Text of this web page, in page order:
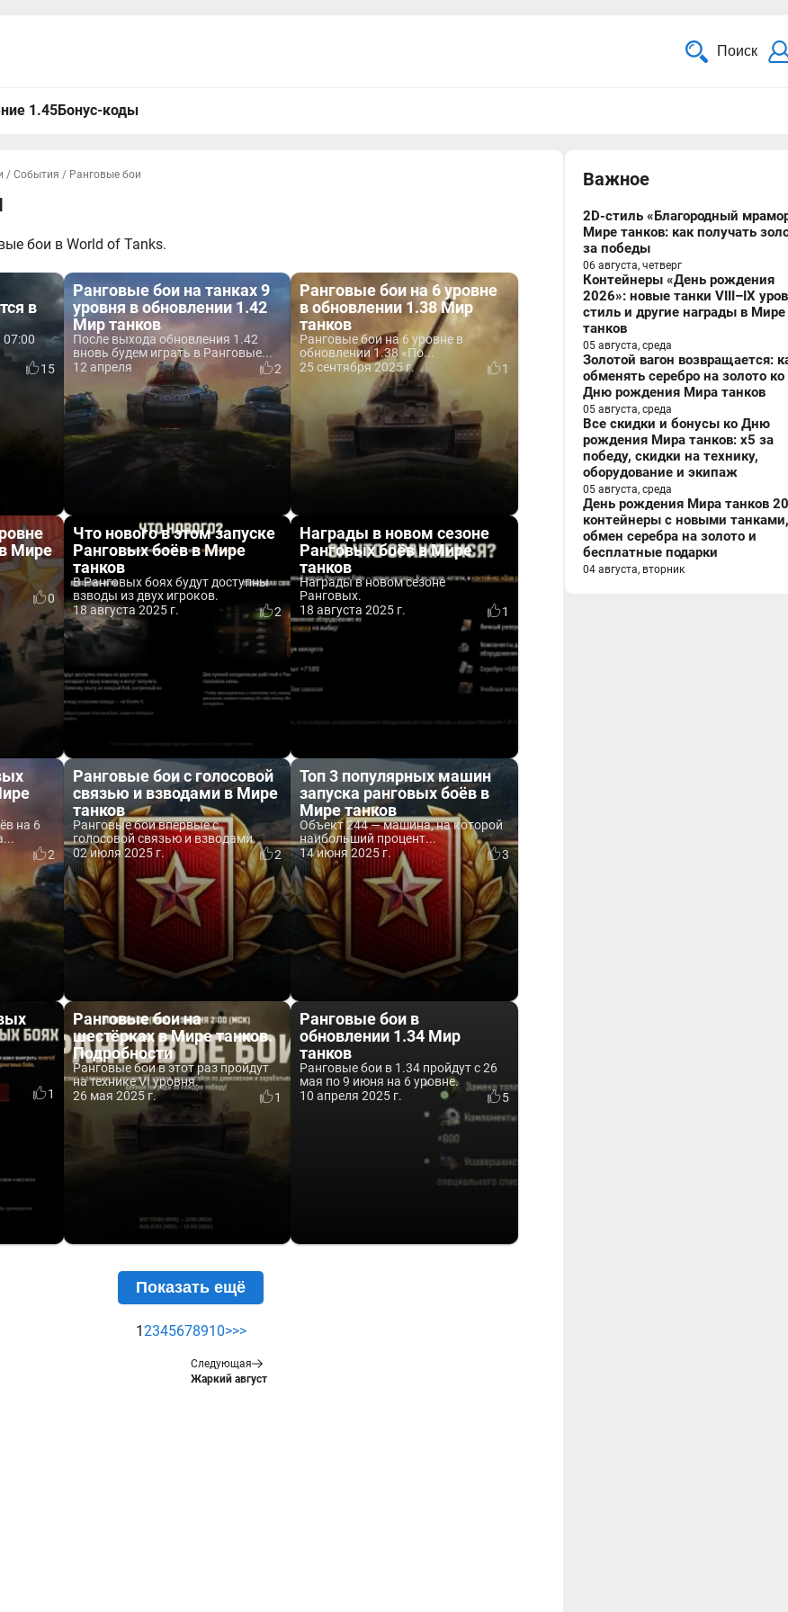
Поиск
1.45Бонус-коды
/ События / Ранговые бои
бои в World of Tanks.
в
07:00
15
Ранговые бои на танках 9
уровня в обновлении 1.42
Мир танков
После выхода обновления 1.42
вновь будем играть в Ранговые...
12 апреля
2
Ранговые бои на 6 уровне
в обновлении 1.38 Мир
танков
Ранговые бои на 6 уровне в
обновлении 1.38 «По...
25 сентября 2025 г.
1
Мире
0
Что нового в этом запуске
Ранговых боёв в Мире
танков
В Ранговых боях будут доступны
взводы из двух игроков.
18 августа 2025 г.
2
Награды в новом сезоне
Ранговых боёв в Мире
танков
Награды в новом сезоне
Ранговых.
18 августа 2025 г.
1
на 6
2
Ранговые бои с голосовой
связью и взводами в Мире
танков
Ранговые бои впервые с
голосовой связью и взводами.
02 июля 2025 г.
2
Топ 3 популярных машин
запуска ранговых боёв в
Мире танков
Объект 244 — машина, на которой
наибольший процент...
14 июня 2025 г.
3
1
Ранговые бои на
шестёрках в Мире танков.
Подробности
Ранговые бои в этот раз пройдут
на технике VI уровня.
26 мая 2025 г.
1
Ранговые бои в
обновлении 1.34 Мир
танков
Ранговые бои в 1.34 пройдут с 26
мая по 9 июня на 6 уровне.
10 апреля 2025 г.
5
Показать ещё
12345678910>>>
Следующая
Жаркий август
Важное
2D-стиль «Благородный
Мире танков: как получать
за победы
06 августа, четверг
Контейнеры «День рождения
2026»: новые танки VIII–IX
стиль и другие награды в Мире
танков
05 августа, среда
Золотой вагон возвращается:
обменять серебро на золото ко
Дню рождения Мира танков
05 августа, среда
Все скидки и бонусы ко Дню
рождения Мира танков: x5 за
победу, скидки на технику,
оборудование и экипаж
05 августа, среда
День рождения Мира танков
контейнеры с новыми танками,
обмен серебра на золото и
бесплатные подарки
04 августа, вторник